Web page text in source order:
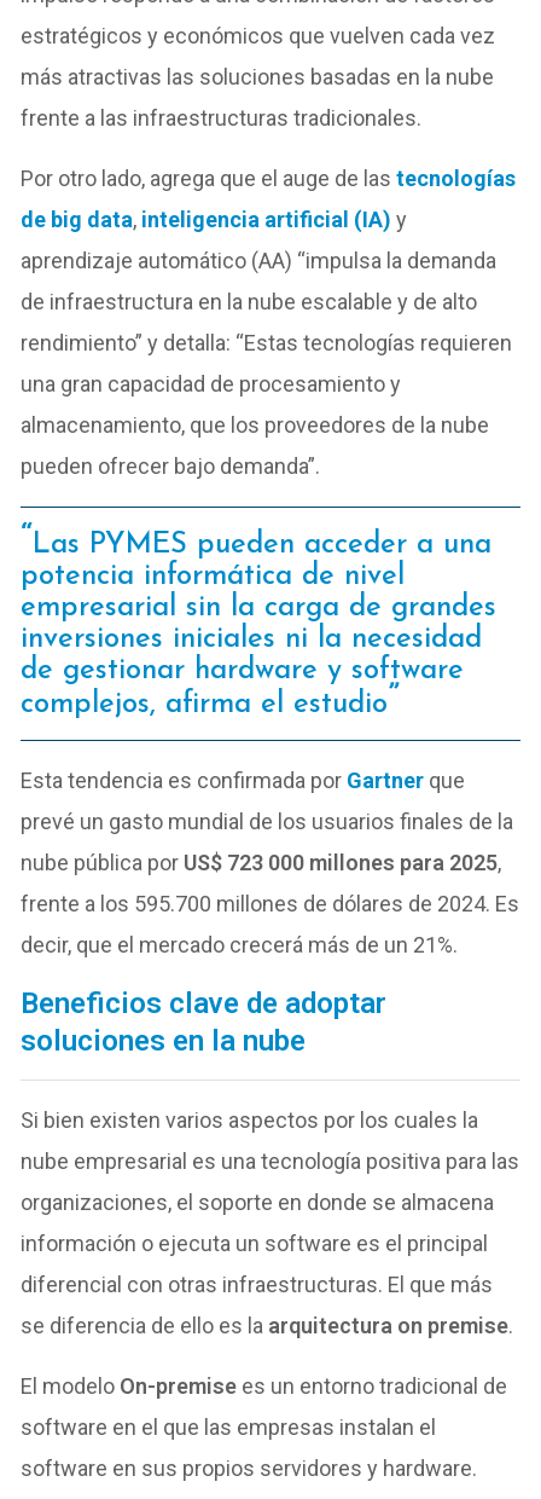
estratégicos y económicos que vuelven cada vez
más atractivas las soluciones basadas en la nube
frente a las infraestructuras tradicionales.
Por otro lado, agrega que el auge de lastecnologías
de big data, inteligencia artificial (IA) y
aprendizaje automático (AA) “impulsa la demanda
de infraestructura en la nube escalable y de alto
rendimiento” y detalla: “Estas tecnologías requieren
una gran capacidad de procesamiento y
almacenamiento, que los proveedores de la nube
pueden ofrecer bajo demanda”.
Las PYMES pueden acceder a una
potencia informática de nivel
empresarial sin la carga de grandes
inversiones iniciales ni la necesidad
de gestionar hardware y software
complejos, afirma el estudio
Esta tendencia es confirmada por Gartner que
prevé un gasto mundial de los usuarios finales de la
nube pública por US$ 723 000 millones para 2025,
frente a los 595.700 millones de dólares de 2024. Es
decir, que el mercado crecerá más de un 21%.
Beneficios clave de adoptar
soluciones en la nube
Si bien existen varios aspectos por los cuales la
nube empresarial es una tecnología positiva para las
organizaciones, el soporte en donde se almacena
información o ejecuta un software es el principal
diferencial con otras infraestructuras. El que más
se diferencia de ello es la arquitectura on premise.
El modelo On-premise es un entorno tradicional de
software en el que las empresas instalan el
software en sus propios servidores y hardware.